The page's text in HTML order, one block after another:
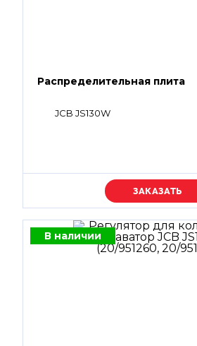
Распределительная плита
JCB JS130W
Уточняйте цену
В наличии